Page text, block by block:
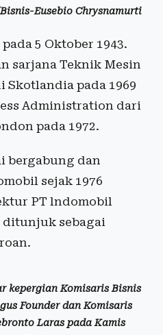
Eusebio Chrysnamurti
5 Oktober 1943.
sarjana Teknik Mesin
Skotlandia pada 1969
Administration dari
pada 1972.
bergabung dan
sejak 1976
PT lndomobil
ditunjuk sebagai
kepergian Komisaris Bisnis
Founder dan Komisaris
Laras pada Kamis